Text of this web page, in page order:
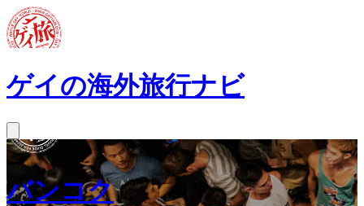
ゲイの海外旅行ナビ
バンコク